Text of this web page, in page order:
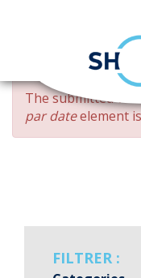
Skip
main
content
ERROR
MESSAGE
The submitted
par dateelement
FILTRER :